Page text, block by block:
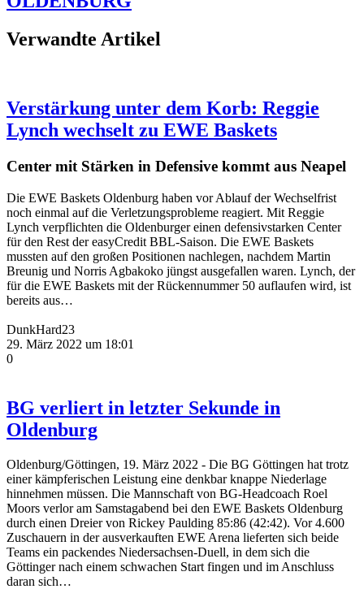
Verwandte Artikel
Verstärkung unter dem Korb: Reggie
Lynch wechselt zu EWE Baskets
Center mit Stärken in Defensive kommt aus Neapel
Die EWE Baskets Oldenburg haben vor Ablauf der Wechselfrist
noch einmal auf die Verletzungsprobleme reagiert. Mit Reggie
Lynch verpflichten die Oldenburger einen defensivstarken Center
für den Rest der easyCredit BBL-Saison. Die EWE Baskets
mussten auf den großen Positionen nachlegen, nachdem Martin
Breunig und Norris Agbakoko jüngst ausgefallen waren. Lynch, der
für die EWE Baskets mit der Rückennummer 50 auflaufen wird, ist
bereits aus…
DunkHard23
29. März 2022 um 18:01
0
BG verliert in letzter Sekunde in
Oldenburg
Oldenburg/Göttingen, 19. März 2022 - Die BG Göttingen hat trotz
einer kämpferischen Leistung eine denkbar knappe Niederlage
hinnehmen müssen. Die Mannschaft von BG-Headcoach Roel
Moors verlor am Samstagabend bei den EWE Baskets Oldenburg
durch einen Dreier von Rickey Paulding 85:86 (42:42). Vor 4.600
Zuschauern in der ausverkauften EWE Arena lieferten sich beide
Teams ein packendes Niedersachsen-Duell, in dem sich die
Göttinger nach einem schwachen Start fingen und im Anschluss
daran sich…